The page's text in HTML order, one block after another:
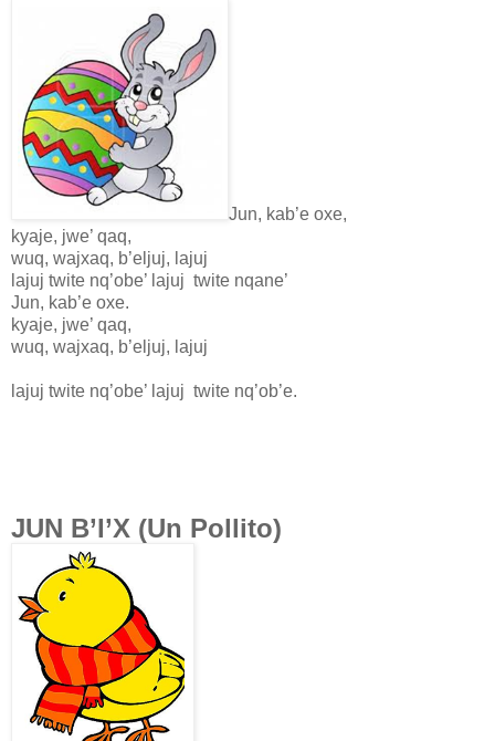
Jun, kab’e oxe,
kyaje, jwe’ qaq,
wuq, wajxaq, b’eljuj, lajuj
lajuj twite nq’obe’ lajuj twite nqane’
Jun, kab’e oxe.
kyaje, jwe’ qaq,
wuq, wajxaq, b’eljuj, lajuj
lajuj twite nq’obe’ lajuj twite nq’ob’e.
JUN B’I’X (Un Pollito)